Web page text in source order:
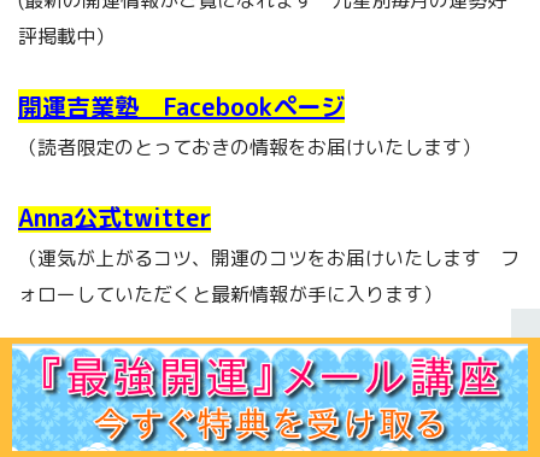
評掲載中）
開運吉業塾 Facebookページ
（読者限定のとっておきの情報をお届けいたします）
Anna公式twitter
（運気が上がるコツ、開運のコツをお届けいたします フ
ォローしていただくと最新情報が手に入ります）
開運ナビゲーターAnnaの部屋 （showroom）
（最新開運情報を生ライブトークで毎週月曜日21時～22
時まで好評配信中）
ホーム 初見の方へﾌﾟﾛﾌｨｰﾙ 鑑定ﾒﾆｭｰ運命学講座易占講座お客様声体験談 記事一覧お問合せ Q＆A 出版書